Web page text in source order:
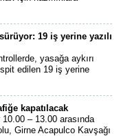
19 iş yerine yazılı
yasağa aykırı
edilen 19 iş yerine
kapatılacak
– 13.00 arasında
Girne Acapulco Kavşağı